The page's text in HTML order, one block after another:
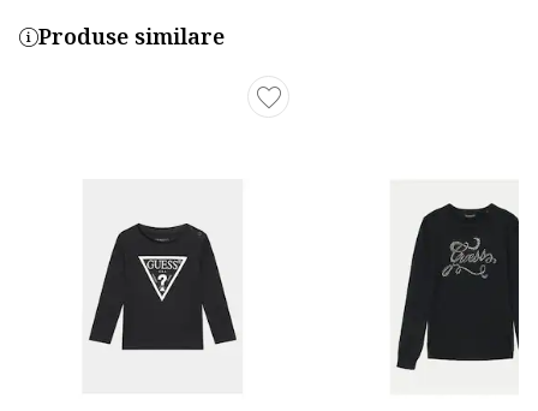
Produse similare